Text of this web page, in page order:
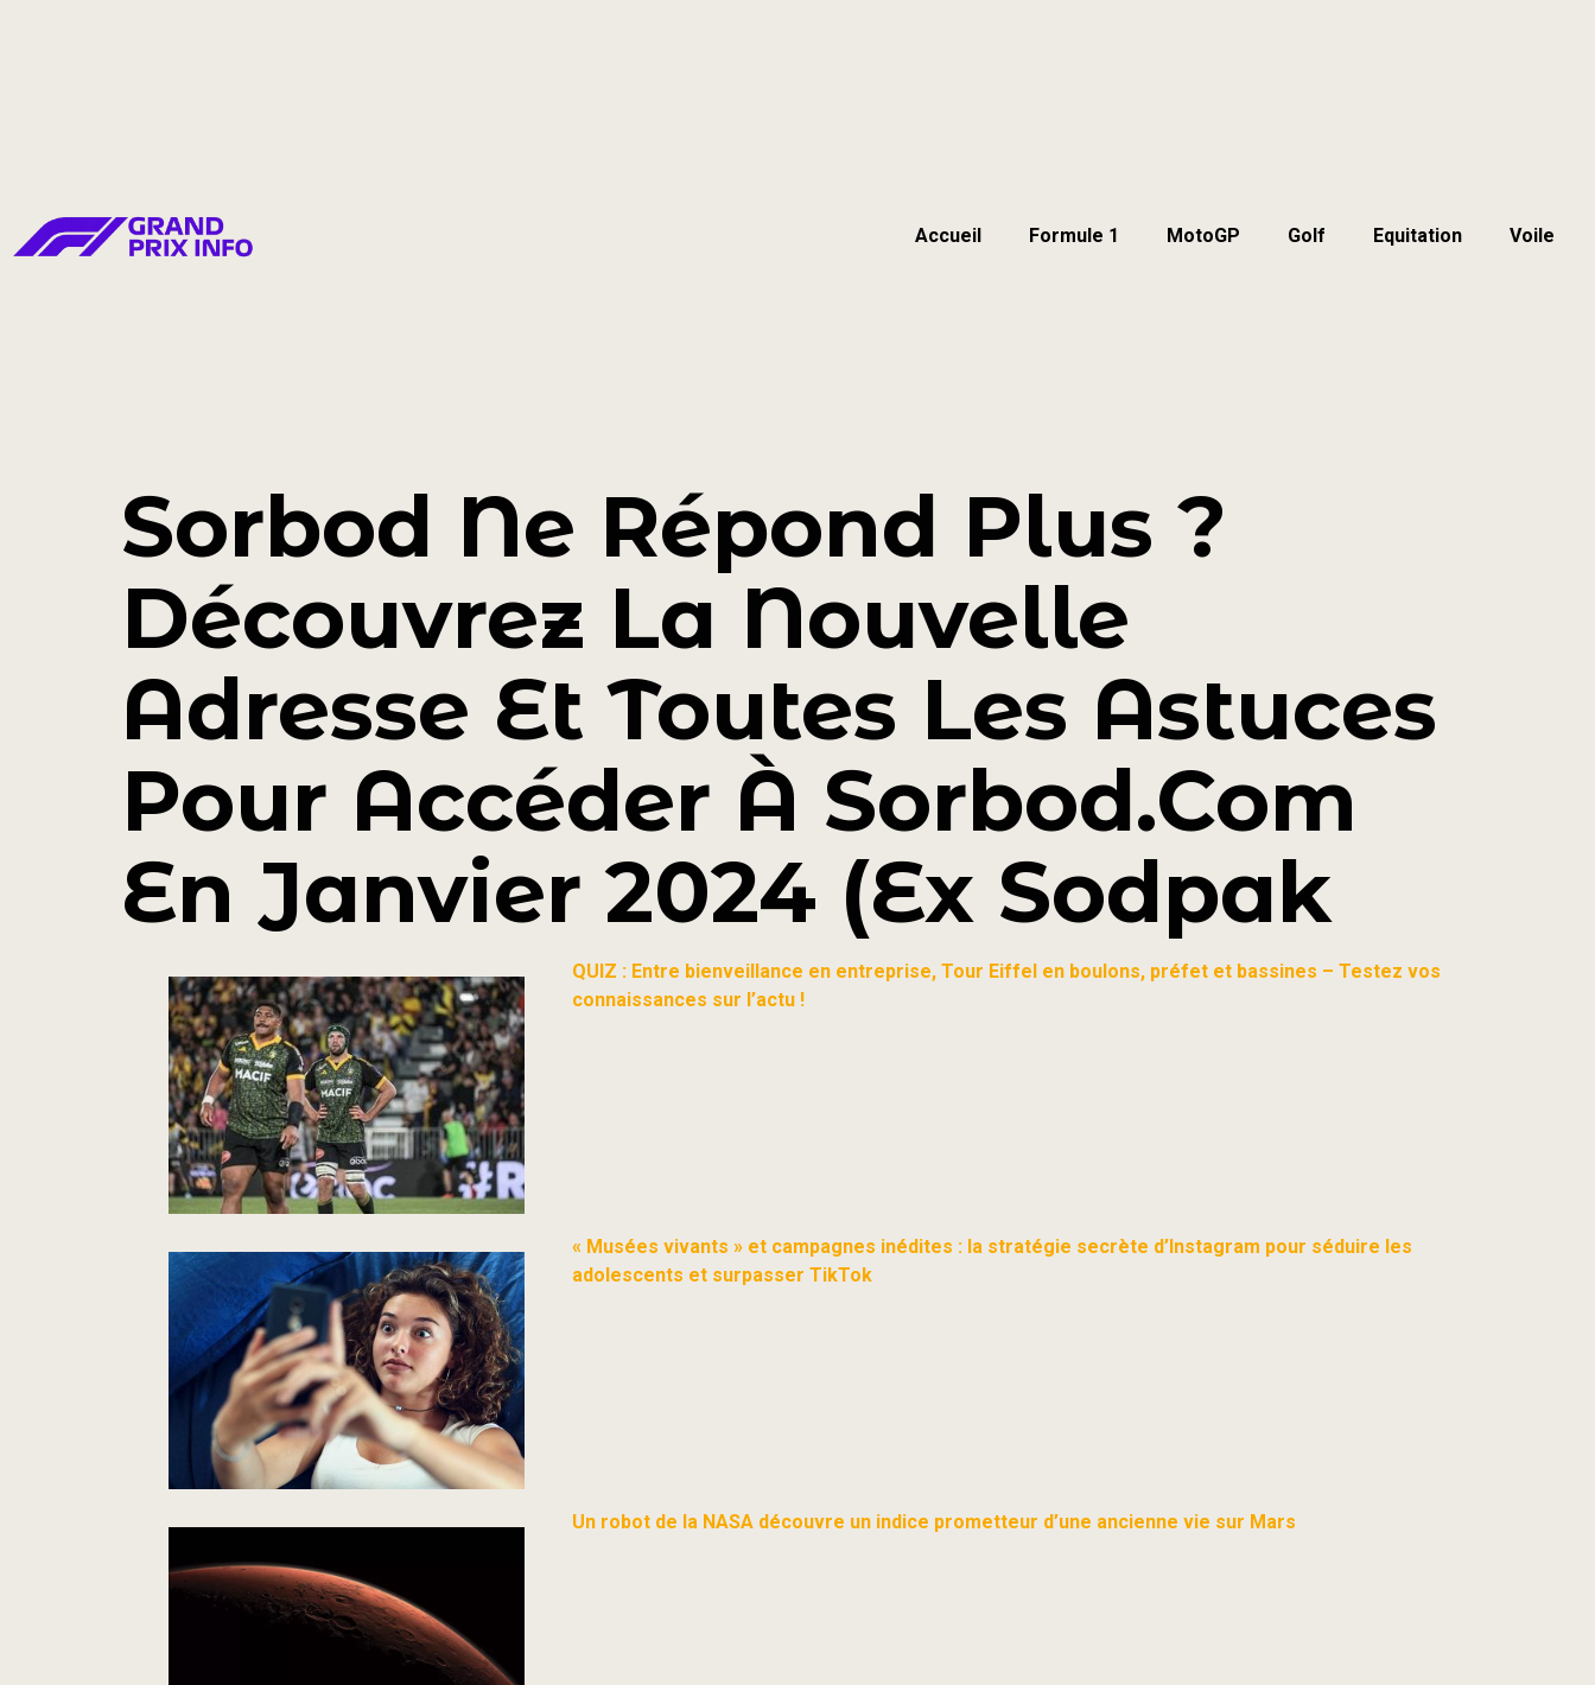
Accueil Formule 1 MotoGP Golf Equitation Voile
Sorbod Ne Répond Plus ?
Découvrez La Nouvelle
Adresse Et Toutes Les Astuces
Pour Accéder À Sorbod.com
En Janvier 2024 (ex Sodpak
QUIZ : Entre bienveillance en entreprise, Tour Eiffel en boulons, préfet et bassines – Testez vos
connaissances sur l’actu !
« Musées vivants » et campagnes inédites : la stratégie secrète d’Instagram pour séduire les
adolescents et surpasser TikTok
Un robot de la NASA découvre un indice prometteur d’une ancienne vie sur Mars